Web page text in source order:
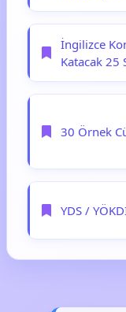
İngilizce
Katacak 25
30 Örnek
YDS /